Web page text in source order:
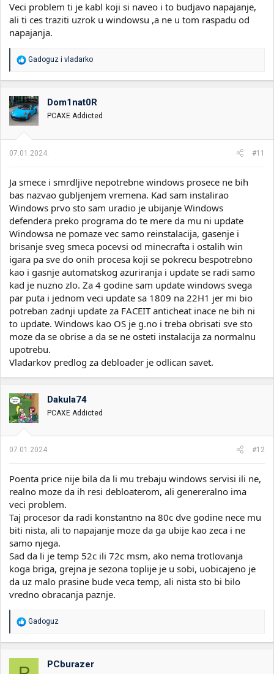
Veci problem ti je kabl koji si naveo i to budjavo napajanje,
ali ti ces traziti uzrok u windowsu ,a ne u tom raspadu od
napajanja.
R
a
o
v
a
n
:
Gadoguz i vladarko
Dom1nat0R
PCAXE Addicted
07.01.2024. #11
Ja smece i smrdljive nepotrebne windows prosece ne bih
bas nazvao gubljenjem vremena. Kad sam instalirao
Windows prvo sto sam uradio je ubijanje Windows
defendera preko programa do te mere da mu ni update
Windowsa ne pomaze vec samo reinstalacija, gasenje i
brisanje sveg smeca pocevsi od minecrafta i ostalih win
igara pa sve do onih procesa koji se pokrecu bespotrebno
kao i gasnje automatskog azuriranja i update se radi samo
kad je nuzno zlo. Za 4 godine sam update windows svega
par puta i jednom veci update sa 1809 na 22H1 jer mi bio
potreban zadnji update za FACEIT anticheat inace ne bih ni
to update. Windows kao OS je g.no i treba obrisati sve sto
moze da se obrise a da se ne osteti instalacija za normalnu
upotrebu.
Vladarkov predlog za debloader je odlican savet.
Dakula74
PCAXE Addicted
07.01.2024. #12
Poenta price nije bila da li mu trebaju windows servisi ili ne,
realno moze da ih resi debloaterom, ali genereralno ima
veci problem.
Taj procesor da radi konstantno na 80c dve godine nece mu
biti nista, ali to napajanje moze da ga ubije kao zeca i ne
samo njega.
Sad da li je temp 52c ili 72c msm, ako nema trotlovanja
koga briga, grejna je sezona toplije je u sobi, uobicajeno je
da uz malo prasine bude veca temp, ali nista sto bi bilo
vredno obracanja paznje.
R
a
o
v
Gadoguz
PCburazer